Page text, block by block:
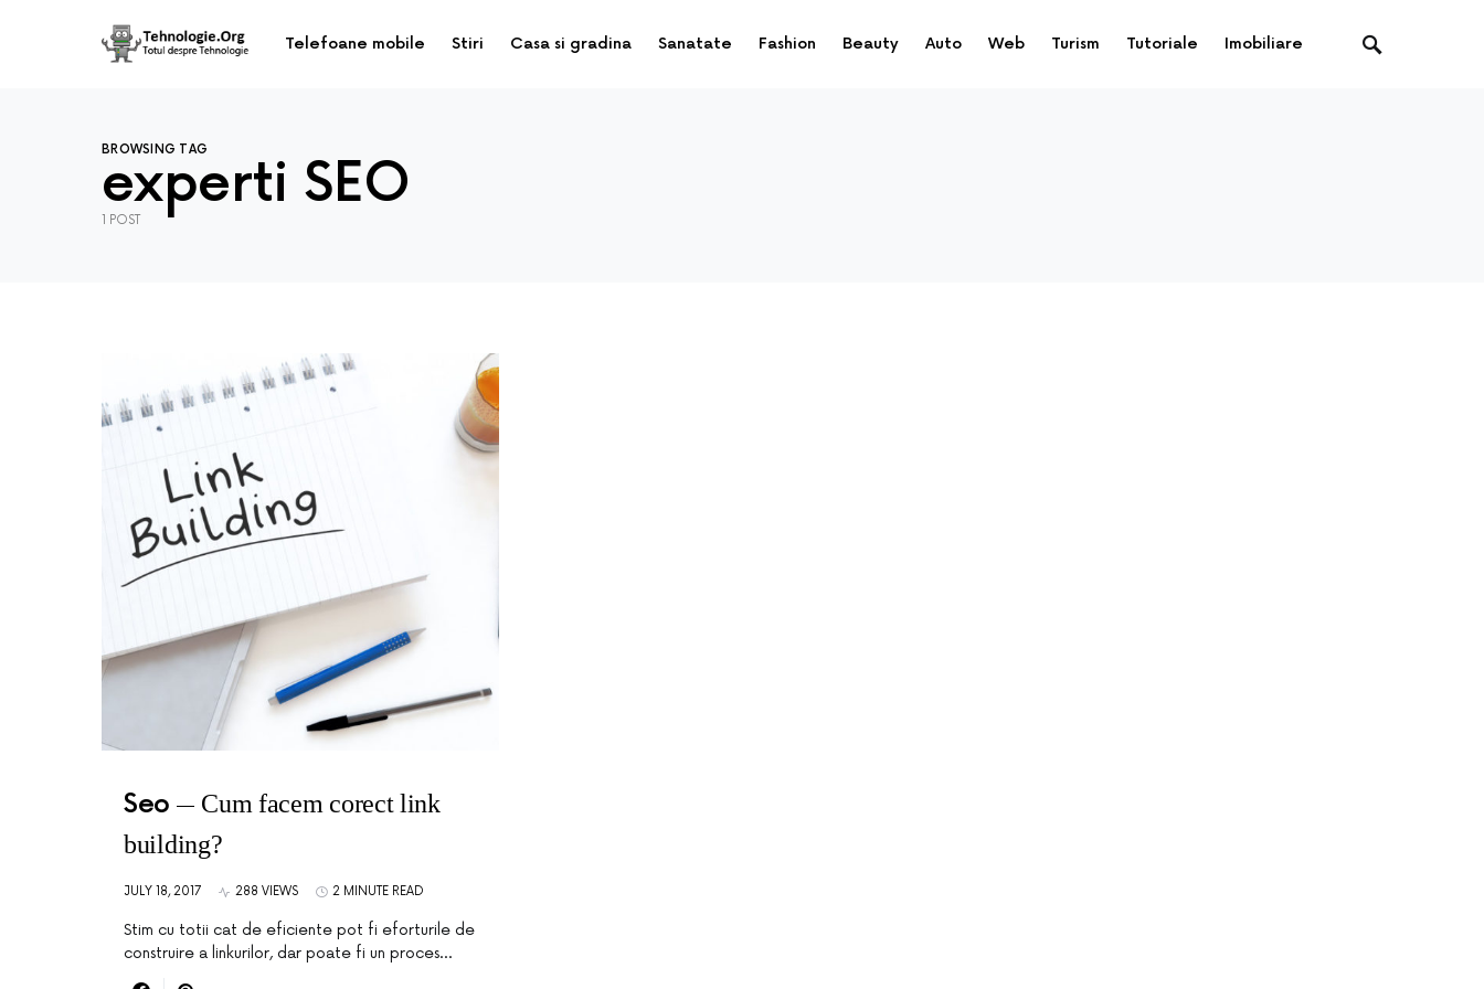
Telefoane mobile Stiri Casa si gradina Sanatate Fashion Beauty Auto Web Turism Tutoriale Imobiliare
BROWSING TAG
experti SEO
1 POST
Seo
Cum facem corect link
building?
JULY 18, 2017 288 VIEWS 2 MINUTE READ
Stim cu totii cat de eficiente pot fi eforturile de
construire a linkurilor, dar poate fi un proces…